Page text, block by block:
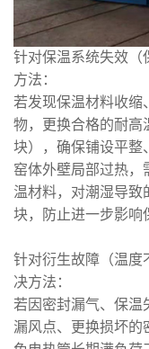
针对保温系统失效（
方法：
若发现保温材料收缩
物，更换合格的耐高
块），确保铺设平整
窑体外壁局部过热，
温材料，对潮湿导致
块，防止进一步影响
针对衍生故障（温度
决方法：
若因密封漏气、保温
漏风点、更换损坏的